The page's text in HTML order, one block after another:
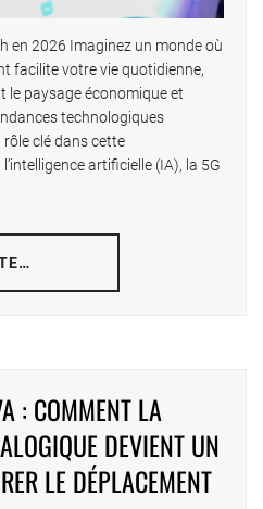
en 2026 Imaginez un monde où
facilite votre vie quotidienne,
le paysage économique et
technologiques
clé dans cette
artificielle (IA), la 5G
: COMMENT LA
DEVIENT UN
LE DÉPLACEMENT